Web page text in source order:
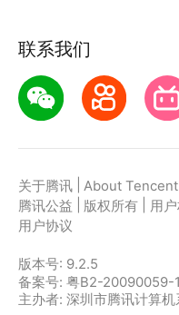
联系我们
关于腾讯 About Tencent
腾讯公益
版权所有 用
用户协议
版本号: 9.2.5
备案号: 粤B2-20090059-
主办者: 深圳市腾讯计算机